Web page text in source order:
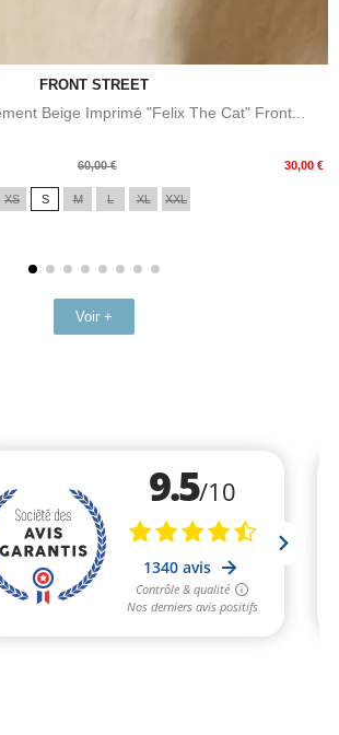
FRONT STREET
Beige Imprimé "Felix The Cat" Front...
60,00 € 30,00 €
XS S M L XL XXL
Voir +